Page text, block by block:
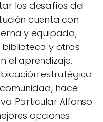
los desafíos del
cuenta con
y equipada,
y otras
el aprendizaje.
estratégica
hace
Particular Alfonso
opciones